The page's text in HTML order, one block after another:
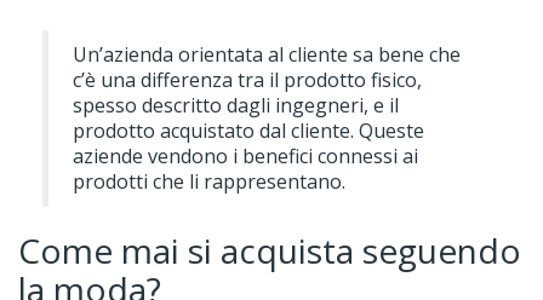
Un’azienda orientata al cliente sa bene che
c’è una differenza tra il prodotto fisico,
spesso descritto dagli ingegneri, e il
prodotto acquistato dal cliente. Queste
aziende vendono i benefici connessi ai
prodotti che li rappresentano.
Come mai si acquista seguendo
la moda?